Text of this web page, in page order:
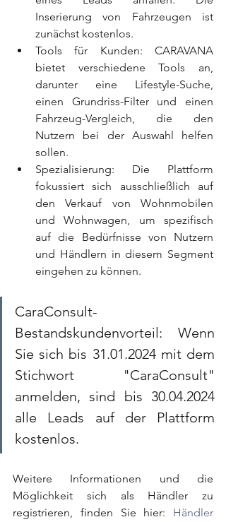
Inserierung von Fahrzeugen ist
zunächst kostenlos.
Tools für Kunden: CARAVANA
bietet verschiedene Tools an,
darunter eine Lifestyle-Suche,
einen Grundriss-Filter und einen
Fahrzeug-Vergleich, die den
Nutzern bei der Auswahl helfen
sollen.
Spezialisierung: Die Plattform
fokussiert sich ausschließlich auf
den Verkauf von Wohnmobilen
und Wohnwagen, um spezifisch
auf die Bedürfnisse von Nutzern
und Händlern in diesem Segment
eingehen zu können.
CaraConsult-
Bestandskundenvorteil: Wenn
Sie sich bis 31.01.2024 mit dem
Stichwort "CaraConsult"
anmelden, sind bis 30.04.2024
alle Leads auf der Plattform
kostenlos.
Weitere Informationen und die
Möglichkeit sich als Händler zu
registrieren, finden Sie hier: Händler